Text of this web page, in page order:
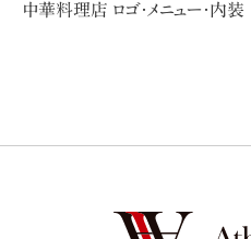
中華料理店 ロゴ・メニュー・内装